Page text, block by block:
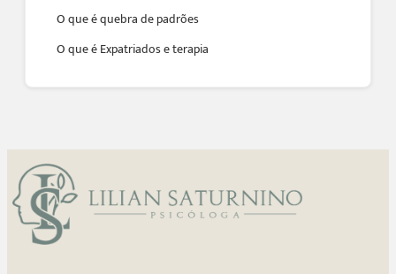
O que é quebra de padrões
O que é Expatriados e terapia